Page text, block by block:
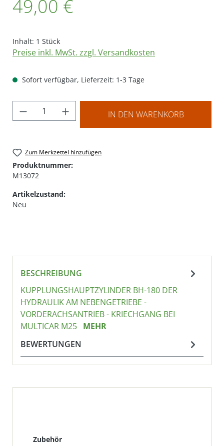
49,00 €
Inhalt: 1 Stück
Preise inkl. MwSt. zzgl. Versandkosten
Sofort verfügbar, Lieferzeit: 1-3 Tage
Produkt Anzahl: Gib den gewünschten
IN DEN WARENKORB
Zum Merkzettel hinzufügen
Produktnummer:
M13072
Artikelzustand:
Neu
BESCHREIBUNG
KUPPLUNGSHAUPTZYLINDER BH-180 DER
HYDRAULIK AM NEBENGETRIEBE -
VORDERACHSANTRIEB - KRIECHGANG BEI
MULTICAR M25 MEHR
BEWERTUNGEN
Produktgalerie überspringen
Zubehör